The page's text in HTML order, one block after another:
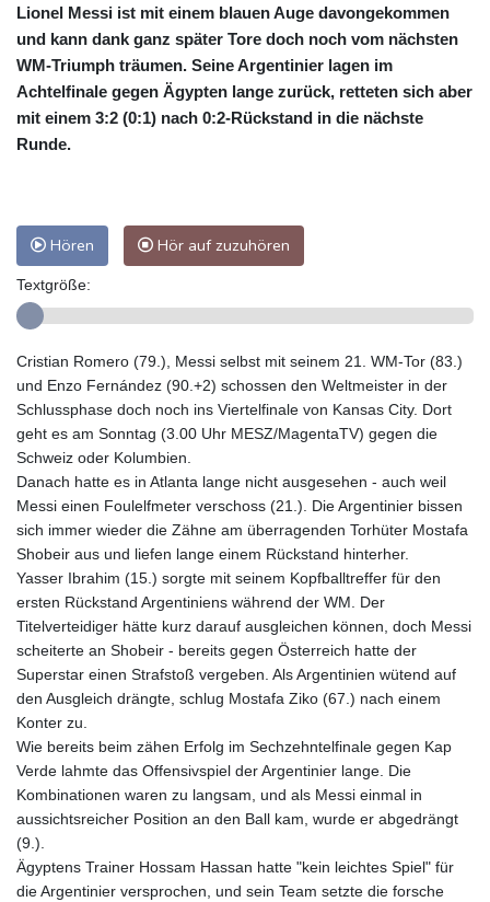
Lionel Messi ist mit einem blauen Auge davongekommen
und kann dank ganz später Tore doch noch vom nächsten
WM-Triumph träumen. Seine Argentinier lagen im
Achtelfinale gegen Ägypten lange zurück, retteten sich aber
mit einem 3:2 (0:1) nach 0:2-Rückstand in die nächste
Runde.
Hören Hör auf zuzuhören
Textgröße:
Cristian Romero (79.), Messi selbst mit seinem 21. WM-Tor (83.)
und Enzo Fernández (90.+2) schossen den Weltmeister in der
Schlussphase doch noch ins Viertelfinale von Kansas City. Dort
geht es am Sonntag (3.00 Uhr MESZ/MagentaTV) gegen die
Schweiz oder Kolumbien.
Danach hatte es in Atlanta lange nicht ausgesehen - auch weil
Messi einen Foulelfmeter verschoss (21.). Die Argentinier bissen
sich immer wieder die Zähne am überragenden Torhüter Mostafa
Shobeir aus und liefen lange einem Rückstand hinterher.
Yasser Ibrahim (15.) sorgte mit seinem Kopfballtreffer für den
ersten Rückstand Argentiniens während der WM. Der
Titelverteidiger hätte kurz darauf ausgleichen können, doch Messi
scheiterte an Shobeir - bereits gegen Österreich hatte der
Superstar einen Strafstoß vergeben. Als Argentinien wütend auf
den Ausgleich drängte, schlug Mostafa Ziko (67.) nach einem
Konter zu.
Wie bereits beim zähen Erfolg im Sechzehntelfinale gegen Kap
Verde lahmte das Offensivspiel der Argentinier lange. Die
Kombinationen waren zu langsam, und als Messi einmal in
aussichtsreicher Position an den Ball kam, wurde er abgedrängt
(9.).
Ägyptens Trainer Hossam Hassan hatte "kein leichtes Spiel" für
die Argentinier versprochen, und sein Team setzte die forsche